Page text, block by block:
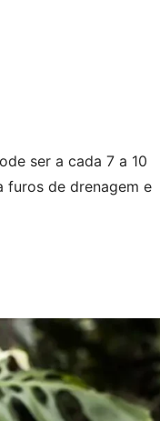
ser a cada 7 a 10
furos de drenagem e